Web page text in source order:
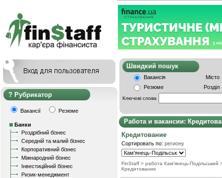
Рубрикатор
Вакансії Резюме
Банки
Роздрібний бізнес
Середній та малий бізнес
Корпоративний бізнес
Міжнародний бізнес
Інвестиційний бізнес
Ризик-менеджмент
Швидкий
Вакансія
Місто
Резюме
Розділ
Ключові слова
Работа и вакансии:
Кредитование
Сортировать по: региону
FinStaff > работа Кам'янець-Подільський
Кредитование